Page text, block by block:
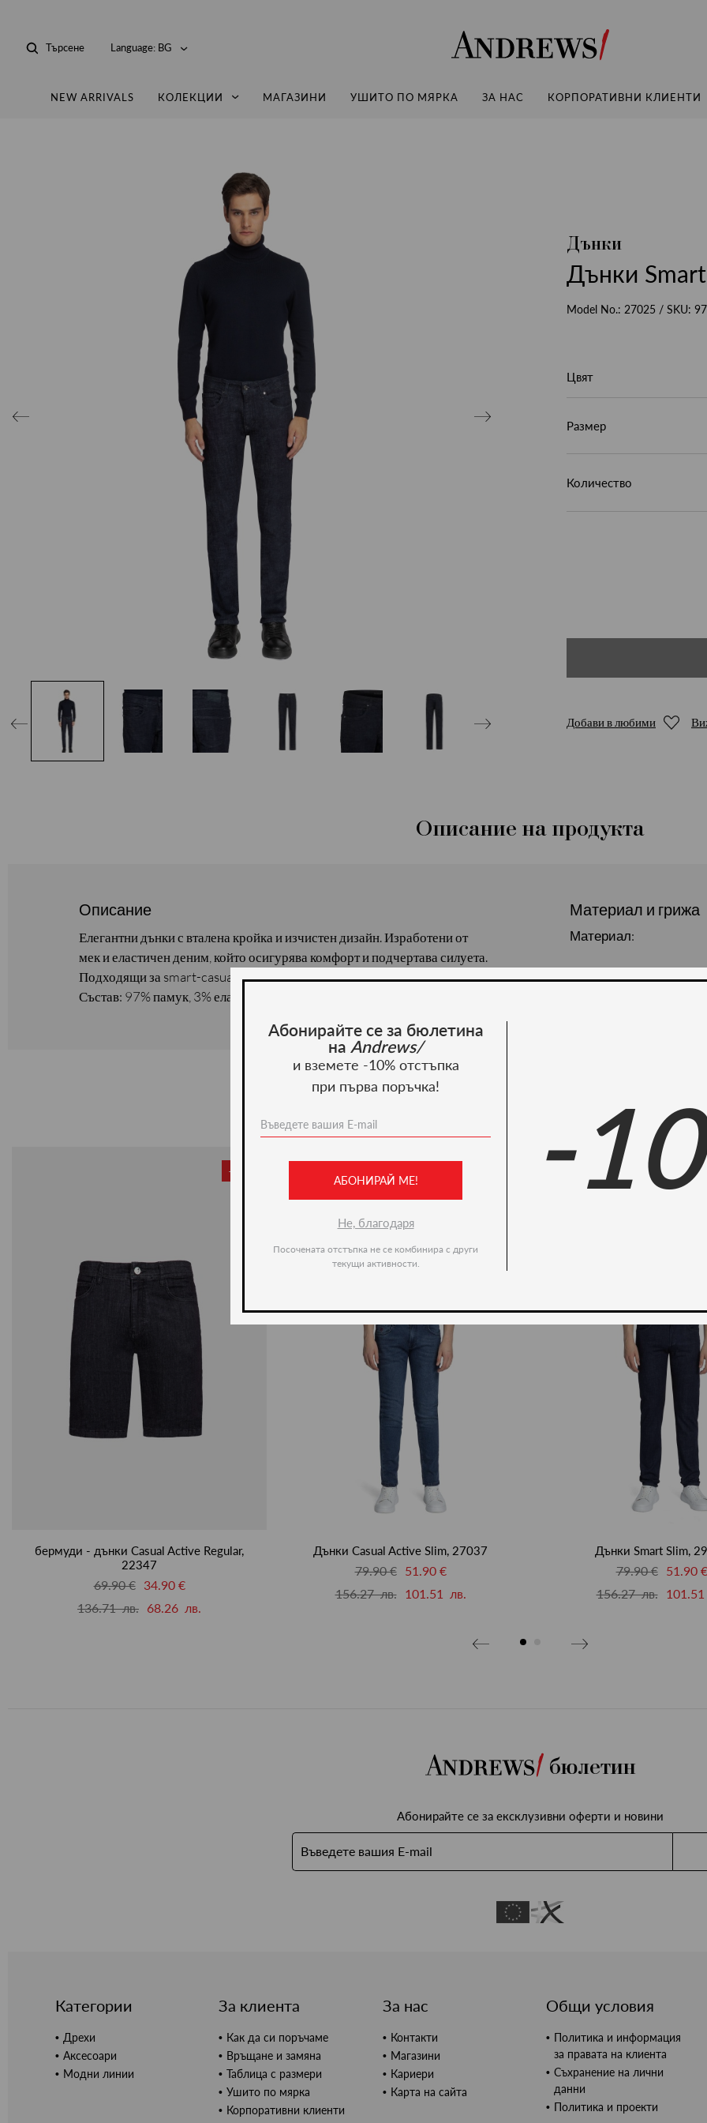
Andrews
Търсене Language: BG
NEW ARRIVALS КОЛЕКЦИИ МАГАЗИНИ УШИТО ПО МЯРКА ЗА НАС КОРПОРАТИВНИ КЛИЕНТИ
Дънки
Дънки
Model No.: 27025 / SKU:
Цвят
Размер
Количество
Добави в любими
Описание на продукта
Описание
Елегантни дънки с вталена кройка и изчистен дизайн. Изработени от
мек и еластичен деним, който осигурява комфорт и подчертава силуета.
Подходящи за smart-casual визия с модерен стил. Сезон: есен/зима.
Състав: 97% памук, 3% еластан.
Материал и грижа
Материал:
Ние препоръчваме
-50%
бермуди - дънки Casual Active Regular,
22347
69.90 €
34.90 €
136.71 лв. 68.26 лв.
Дънки Casual Active Slim, 27037
79.90 €
51.90 €
156.27 лв.
101.51 лв.
Дънки Smart Slim,
79.90 €
51.90 €
156.27 лв.
101.51
бюлетин
Абонирайте се за ексклузивни оферти и новини
Категории
Дрехи
Аксесоари
Модни линии
За клиента
Как да си поръчаме
Връщане и замяна
Таблица с размери
Ушито по мярка
Корпоративни клиенти
За нас
Контакти
Магазини
Кариери
Карта на сайта
Общи условия
Политика и информация
за правата на клиента
Съхранение на лични
данни
Политика и проекти
Абонирайте се за бюлетина
на Andrews/
и вземете -10% отстъпка
при първа поръчка!
АБОНИРАЙ МЕ!
Не, благодаря
Посочената отстъпка не се комбинира с други
текущи активности.
-